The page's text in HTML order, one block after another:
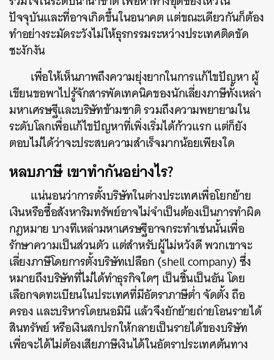
ปัจจุบันและที่อาจเกิดขึ้นในอนาคต แต่ขณะเดียวกันก็ต้อง
ทำอย่างระมัดระวังไม่ให้ธุรกรรมระหว่างประเทศติดขัด
ชะงักงัน
เพื่อให้เห็นภาพถึงความยุ่งยากในการแก้ไขปัญหา ผู้
เขียนขอพาไปรู้จักสารพัดเทคนิคของนักเลี่ยงภาษีทั้งเหล่า
มหาเศรษฐีและบริษัทข้ามชาติ รวมถึงความพยายามใน
ระดับโลกเพื่อแก้ไขปัญหาที่เพิ่งเริ่มได้ก้าวแรก แต่ก็ยัง
ตอบไม่ได้ว่าจะประสบความสำเร็จมากน้อยเพียงใด
หลบภาษี เขาทำกันอย่างไร?
แน่นอนว่าการตั้งบริษัทในต่างประเทศเพื่อโยกย้าย
เงินหรือซื้อสังหาริมทรัพย์อาจไม่จำเป็นต้องเป็นการทำผิด
กฎหมาย บางทีเหล่ามหาเศรษฐีอาจกระทำเช่นนั้นเพื่อ
รักษาความเป็นส่วนตัว แต่สำหรับผู้ไม่หวังดี พวกเขาจะ
เลี่ยงภาษีโดยการตั้งบริษัทเปลือก (shell company) ซึ่ง
หมายถึงบริษัทที่ไม่ได้ทำธุรกิจใดๆ เป็นชิ้นเป็นอัน โดย
เลือกจดทะเบียนในประเทศที่มีอัตราภาษีต่ำ จัดตั้ง ถือ
ครอง และบริหารโดยนอมินี แล้วจึงยักย้ายถ่ายโอนรายได้
สินทรัพย์ หรือเงินสกปรกให้กลายเป็นรายได้ของบริษัท
เพื่อจะได้ไม่ต้องเสียภาษีเงินได้ในอัตราประเทศต้นทาง